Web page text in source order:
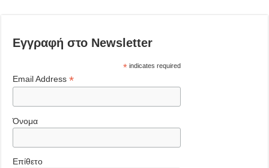
Εγγραφή στο Newsletter
*indicates required
Email Address*
Όνομα
Επίθετο